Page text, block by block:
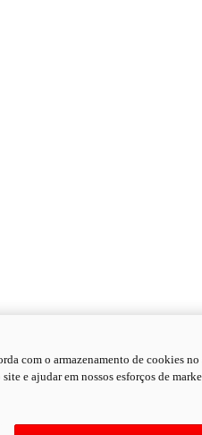
com o armazenamento de cookies
e ajudar em nossos esforços de